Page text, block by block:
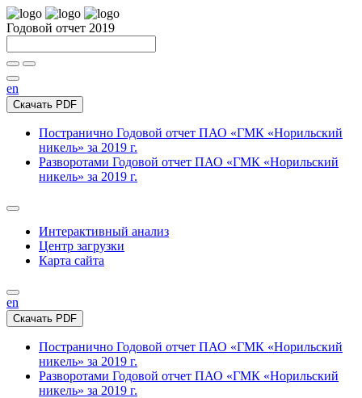
Годовой отчет 2019
en
Скачать PDF
Постранично Годовой отчет ПАО «ГМК «Норильский
никель» за 2019 г.
Разворотами Годовой отчет ПАО «ГМК «Норильский
никель» за 2019 г.
Интерактивный анализ
Центр загрузки
Карта сайта
en
Скачать PDF
Постранично Годовой отчет ПАО «ГМК «Норильский
никель» за 2019 г.
Разворотами Годовой отчет ПАО «ГМК «Норильский
никель» за 2019 г.